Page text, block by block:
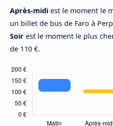
Après-midi est le moment le
un billet de bus de Faro à
Soir est le moment le plus
de 110 €.